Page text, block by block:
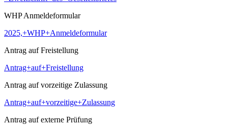
WHP Anmeldeformular
2025,+WHP+Anmeldeformular
Antrag auf Freistellung
Antrag+auf+Freistellung
Antrag auf vorzeitige Zulassung
Antrag+auf+vorzeitige+Zulassung
Antrag auf externe Prüfung